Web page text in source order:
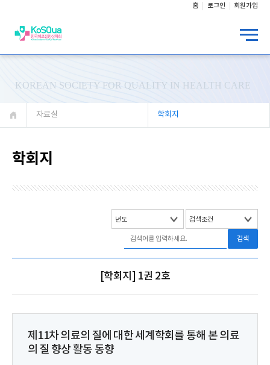
홈 로그인 회원가입
KOREAN SOCIETY FOR QUALITY IN HEALTH CARE
자료실 학회지
학회지
검색
[학회지] 1권 2호
제11차 의료의 질에 대한 세계학회를 통해 본 의료
의 질 향상 활동 동향